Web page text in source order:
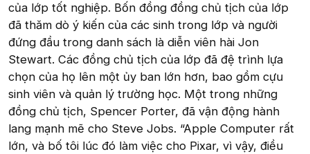
của lớp tốt nghiệp. Bốn đồng đồng chủ tịch của lớp
đã thăm dò ý kiến của các sinh trong lớp và người
đứng đầu trong danh sách là diễn viên hài Jon
Stewart. Các đồng chủ tịch của lớp đã đệ trình lựa
chọn của họ lên một ủy ban lớn hơn, bao gồm cựu
sinh viên và quản lý trường học. Một trong những
đồng chủ tịch, Spencer Porter, đã vận động hành
lang mạnh mẽ cho Steve Jobs. “Apple Computer rất
lớn, và bố tôi lúc đó làm việc cho Pixar, vì vậy, điều